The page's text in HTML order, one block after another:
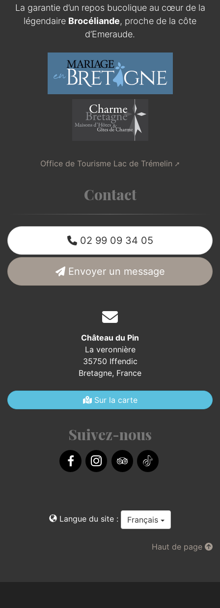
La garantie d’un repos bucolique au cœur de la
légendaire Brocéliande, proche de la côte
d’Emeraude.
Office de Tourisme Lac de Trémelin
Contact
02 99 09 34 05
Envoyer un message
Château du Pin
La veronnière
35750 Iffendic
Bretagne, France
Sur la carte
Suivez-nous
Langue du site : Français
Haut de page